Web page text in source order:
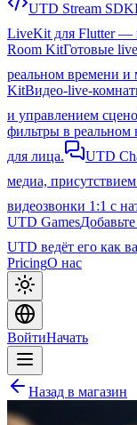
UTD Stream SDK
LiveKit для Flutter —
Room KitГотовые
реальном времени и
KitВидео-live-
и управлением
фильтры в
для лица.
UTD
медиа,
видеозвонки 1:1 с
UTD Games
UTD ведёт его как
PricingО нас
ВойтиНачать
Назад в магазин